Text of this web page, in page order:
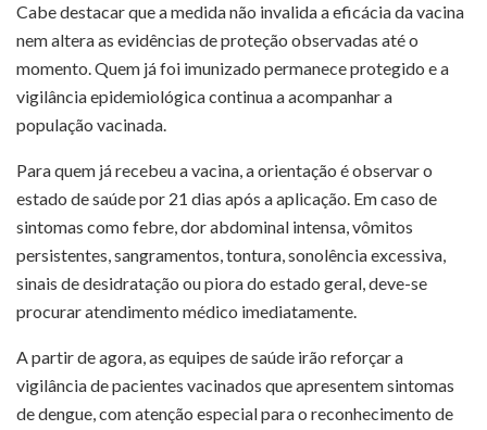
Cabe destacar que a medida não invalida a eficácia da vacina
nem altera as evidências de proteção observadas até o
momento. Quem já foi imunizado permanece protegido e a
vigilância epidemiológica continua a acompanhar a
população vacinada.
Para quem já recebeu a vacina, a orientação é observar o
estado de saúde por 21 dias após a aplicação. Em caso de
sintomas como febre, dor abdominal intensa, vômitos
persistentes, sangramentos, tontura, sonolência excessiva,
sinais de desidratação ou piora do estado geral, deve-se
procurar atendimento médico imediatamente.
A partir de agora, as equipes de saúde irão reforçar a
vigilância de pacientes vacinados que apresentem sintomas
de dengue, com atenção especial para o reconhecimento de